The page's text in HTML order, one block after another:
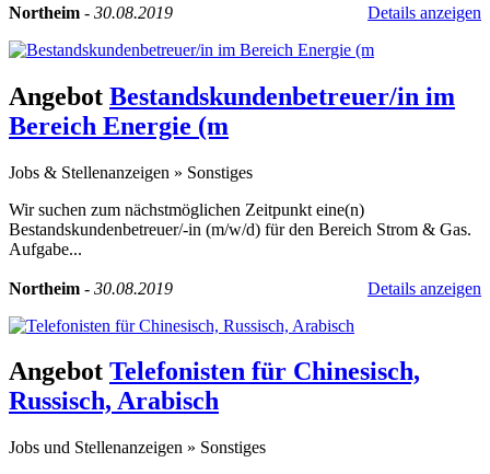
Northeim - 30.08.2019 Details anzeigen
Angebot Bestandskundenbetreuer/in im
Bereich Energie (m
Jobs & Stellenanzeigen » Sonstiges
Wir suchen zum nächstmöglichen Zeitpunkt eine(n)
Bestandskundenbetreuer/-in (m/w/d) für den Bereich Strom & Gas.
Aufgabe...
Northeim - 30.08.2019 Details anzeigen
Angebot Telefonisten für Chinesisch,
Russisch, Arabisch
Jobs und Stellenanzeigen » Sonstiges